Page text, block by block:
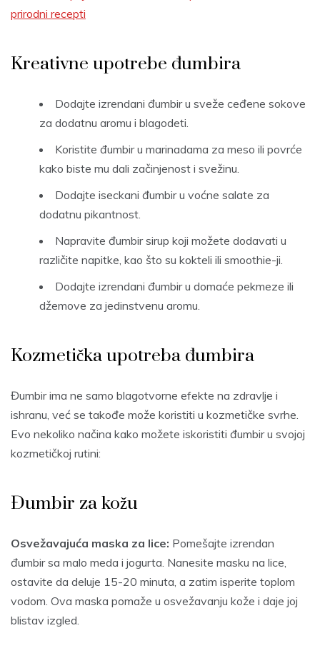
prirodni recepti
Kreativne upotrebe đumbira
Dodajte izrendani đumbir u sveže ceđene sokove
za dodatnu aromu i blagodeti.
Koristite đumbir u marinadama za meso ili povrće
kako biste mu dali začinjenost i svežinu.
Dodajte iseckani đumbir u voćne salate za
dodatnu pikantnost.
Napravite đumbir sirup koji možete dodavati u
različite napitke, kao što su kokteli ili smoothie-ji.
Dodajte izrendani đumbir u domaće pekmeze ili
džemove za jedinstvenu aromu.
Kozmetička upotreba đumbira
Đumbir ima ne samo blagotvorne efekte na zdravlje i
ishranu, već se takođe može koristiti u kozmetičke svrhe.
Evo nekoliko načina kako možete iskoristiti đumbir u svojoj
kozmetičkoj rutini:
Đumbir za kožu
Osvežavajuća maska za lice: Pomešajte izrendan
đumbir sa malo meda i jogurta. Nanesite masku na lice,
ostavite da deluje 15-20 minuta, a zatim isperite toplom
vodom. Ova maska pomaže u osvežavanju kože i daje joj
blistav izgled.